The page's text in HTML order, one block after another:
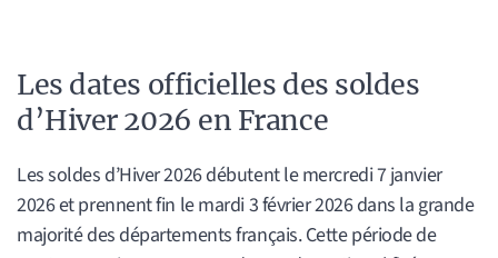
Les dates officielles des soldes
d’Hiver 2026 en France
Les soldes d’Hiver 2026 débutent le mercredi 7 janvier
2026 et prennent fin le mardi 3 février 2026 dans la grande
majorité des départements français. Cette période de